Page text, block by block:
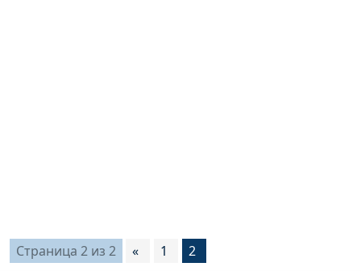
Страница 2 из 2 « 1
2